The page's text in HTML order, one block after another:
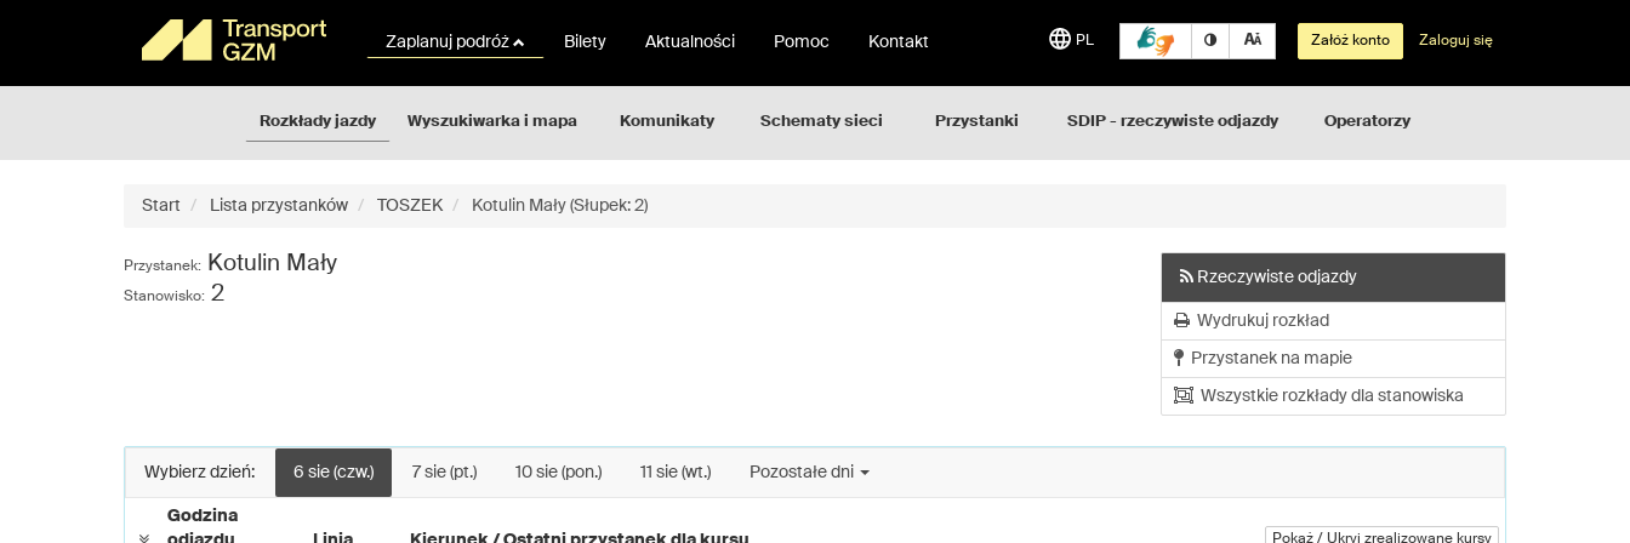
strony
Zaplanuj podróż Bilety Aktualności Pomoc Kontakt PL Załóż konto Zaloguj się
Rozkłady jazdy Wyszukiwarka i mapa Komunikaty Schematy sieci Przystanki SDIP - rzeczywiste odjazdy Operatorzy
Start Lista przystanków TOSZEK Kotulin Mały (Słupek: 2)
Przystanek: Kotulin Mały
Stanowisko: 2
Rzeczywiste odjazdy
Wydrukuj rozkład
Przystanek na mapie
Wszystkie rozkłady dla stanowiska
Wybierz dzień: 6 sie (czw.) 7 sie (pt.) 10 sie (pon.) 11 sie (wt.) Pozostałe dni
Godzina
Pokaż / Ukryj zrealizowane kursy